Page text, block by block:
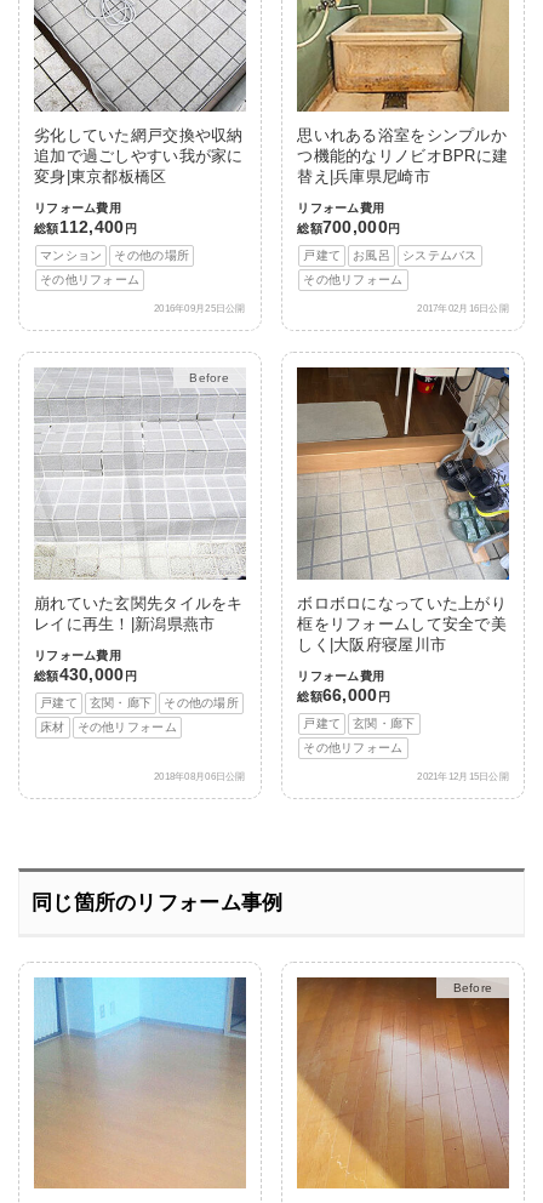
劣化していた網戸交換や収納
追加で過ごしやすい我が家に
変身|東京都板橋区
リフォーム費用
総額112,400 円
マンション
その他の場所
その他リフォーム
2016年09月25日公開
思いれある浴室をシンプルか
つ機能的なリノビオBPRに建
替え|兵庫県尼崎市
リフォーム費用
総額700,000円
戸建て
お風呂
システムバス
その他リフォーム
2017年02月16日公開
After
崩れていた玄関先タイルをキ
レイに再生！|新潟県燕市
リフォーム費用
総額430,000 円
戸建て
玄関・廊下
その他の場所
床材
その他リフォーム
2018年08月06日公開
ボロボロになっていた上がり
框をリフォームして安全で美
しく|大阪府寝屋川市
リフォーム費用
総額66,000 円
戸建て
玄関・廊下
その他リフォーム
2021年12月15日公開
同じ箇所のリフォーム事例
After